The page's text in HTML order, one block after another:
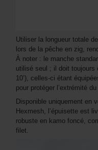
Utiliser la longueur totale
lors de la pêche en zig,
À noter : le manche
utilisé seul ; il doit toujours
10’), celles-ci étant
pour protéger l’extrémité du
Disponible uniquement en
Hexmesh, l’épuisette est
robuste en kamo foncé,
filet.